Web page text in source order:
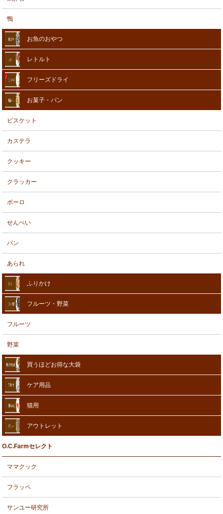
鴨
お魚のおやつ
レトルト
フリーズドライ
お菓子・パン
ビスケット
カステラ
クッキー
クラッカー
ボーロ
せんべい
パン
あられ
ふりかけ
フルーツ・野菜
フルーツ
野菜
買うほどお得な大袋
ケア用品
猫用
アウトレット
O.C.Farmセレクト
ママクック
フラッペ
サンユー研究所